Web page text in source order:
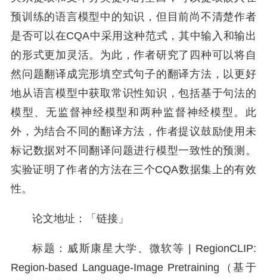
预训练的语言模型中的知识，但目前尚不清楚作者
是否可以在CQA中采用这种范式，其中输入和输出
的形式更加灵活。为此，作者研究了四种可以将自
然问题翻译成完形填空式句子的翻译方法，以更好
地从语言模型中获取常识性知识，包括基于句法的
模型、无监督神经模型和两种监督神经模型。此
外，为结合不同的翻译方法，作者提议鼓励使用未
标记数据对不同翻译问题进行模型一致性的预测。
实验证明了作者的方法在三个CQA数据集上的有效
性。
论文地址：「链接」
标题：威斯康星大学、微软等 | RegionCLIP:
Region-based Language-Image Pretraining（基于